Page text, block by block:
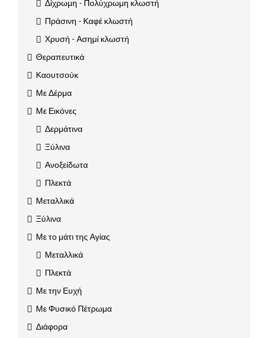
Δίχρωμη - Πολύχρωμη κλωστή
Πράσινη - Καφέ κλωστή
Χρυσή - Ασημί κλωστή
Θεραπευτικά
Καουτσούκ
Με Δέρμα
Με Εικόνες
Δερμάτινα
Ξύλινα
Ανοξείδωτα
Πλεκτά
Μεταλλικά
Ξύλινα
Με το μάτι της Αγίας
Μεταλλικά
Πλεκτά
Με την Ευχή
Με Φυσικό Πέτρωμα
Διάφορα